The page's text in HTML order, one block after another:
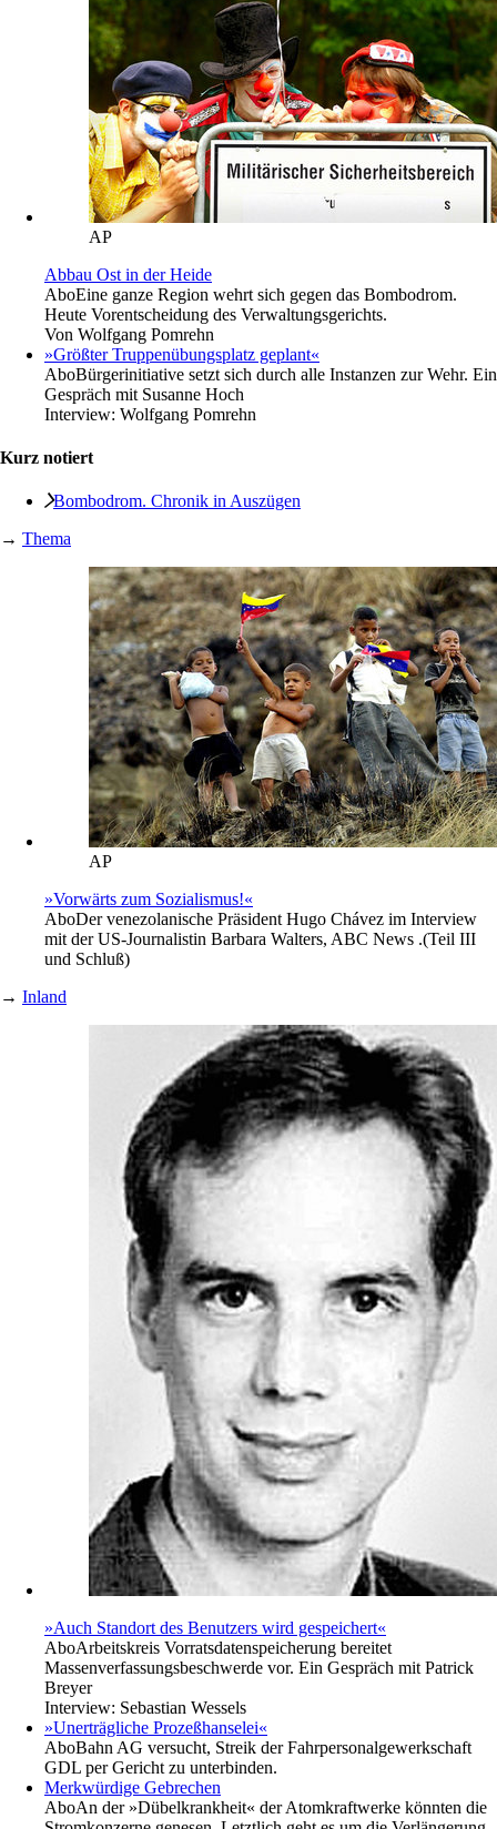
AP
Abbau Ost in der Heide
AboEine ganze Region wehrt sich gegen das Bombodrom.
Heute Vorentscheidung des Verwaltungsgerichts.
Von Wolfgang Pomrehn
»Größter Truppenübungsplatz geplant«
AboBürgerinitiative setzt sich durch alle Instanzen zur Wehr. Ein
Gespräch mit Susanne Hoch
Interview: Wolfgang Pomrehn
Kurz notiert
Bombodrom. Chronik in Auszügen
→ Thema
AP
»Vorwärts zum Sozialismus!«
AboDer venezolanische Präsident Hugo Chávez im Interview
mit der US-Journalistin Barbara Walters, ABC News .(Teil III
und Schluß)
→ Inland
»Auch Standort des Benutzers wird gespeichert«
AboArbeitskreis Vorratsdatenspeicherung bereitet
Massenverfassungsbeschwerde vor. Ein Gespräch mit Patrick
Breyer
Interview: Sebastian Wessels
»Unerträgliche Prozeßhanselei«
AboBahn AG versucht, Streik der Fahrpersonalgewerkschaft
GDL per Gericht zu unterbinden.
Merkwürdige Gebrechen
AboAn der »Dübelkrankheit« der Atomkraftwerke könnten die